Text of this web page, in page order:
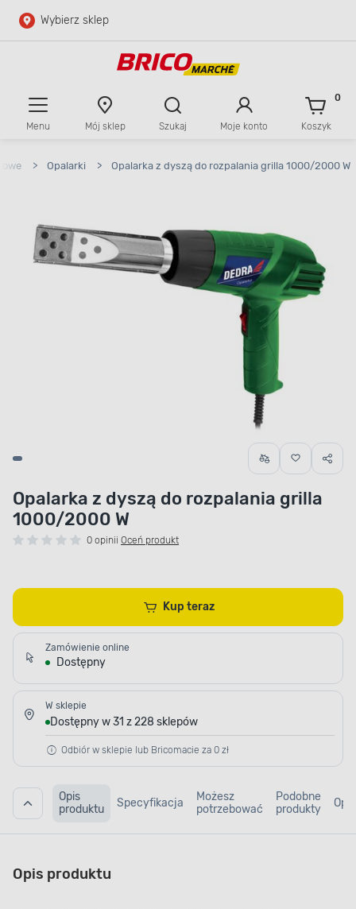
Przejdź do głównej zawartości
Wybierz sklep
Menu Mój sklep Szukaj Moje konto Koszyk
0
> Opalarki > Opalarka z dyszą do rozpalania grilla 1000/2000 W
Opalarka z dyszą do rozpalania grilla
1000/2000 W
0 opinii Oceń produkt
Kup teraz
Zamówienie online
Dostępny
W sklepie
Dostępny w 31 z 228 sklepów
Odbiór w sklepie lub Bricomacie za 0 zł
Opis
produktu
Specyfikacja
Możesz
potrzebować
Podobne
produkty
Opis produktu